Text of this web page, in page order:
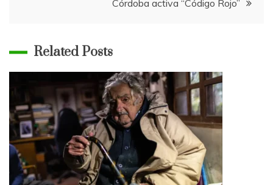
Córdoba activa “Código Rojo”
Related Posts